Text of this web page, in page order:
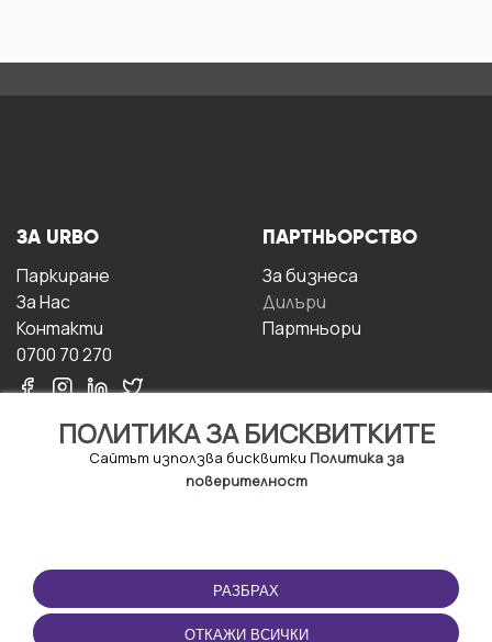
ПОЛИТИКА ЗА БИСКВИТКИТЕ
Сайтът използва бисквитки Политика за
поверителност
РАЗБРАХ
ОТКАЖИ ВСИЧКИ
ЗА URBO
Паркиране
За Hас
Контакти
0700 70 270
ПАРТНЬОРСТВО
За бизнесa
Дилъри
Партньори
ПОЛЗВАНЕ
Правила и условия за
ползване
ПРИЛОЖЕНИЕТО